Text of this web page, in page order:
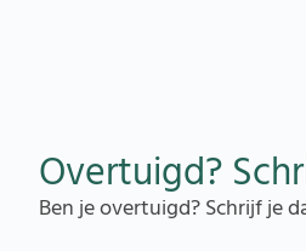
Overtuigd?
Ben je overtuigd? Schrijf je